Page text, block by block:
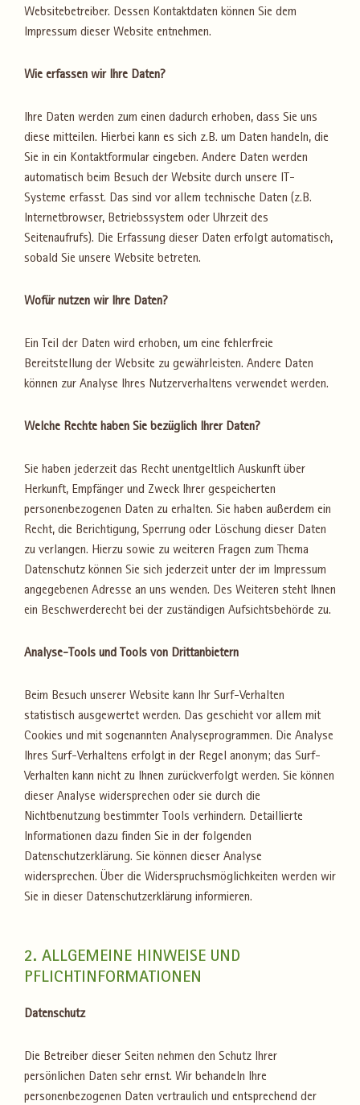
Websitebetreiber. Dessen Kontaktdaten können Sie dem
Impressum dieser Website entnehmen.
Wie erfassen wir Ihre Daten?
Ihre Daten werden zum einen dadurch erhoben, dass Sie uns
diese mitteilen. Hierbei kann es sich z.B. um Daten handeln, die
Sie in ein Kontaktformular eingeben. Andere Daten werden
automatisch beim Besuch der Website durch unsere IT-
Systeme erfasst. Das sind vor allem technische Daten (z.B.
Internetbrowser, Betriebssystem oder Uhrzeit des
Seitenaufrufs). Die Erfassung dieser Daten erfolgt automatisch,
sobald Sie unsere Website betreten.
Wofür nutzen wir Ihre Daten?
Ein Teil der Daten wird erhoben, um eine fehlerfreie
Bereitstellung der Website zu gewährleisten. Andere Daten
können zur Analyse Ihres Nutzerverhaltens verwendet werden.
Welche Rechte haben Sie bezüglich Ihrer Daten?
Sie haben jederzeit das Recht unentgeltlich Auskunft über
Herkunft, Empfänger und Zweck Ihrer gespeicherten
personenbezogenen Daten zu erhalten. Sie haben außerdem ein
Recht, die Berichtigung, Sperrung oder Löschung dieser Daten
zu verlangen. Hierzu sowie zu weiteren Fragen zum Thema
Datenschutz können Sie sich jederzeit unter der im Impressum
angegebenen Adresse an uns wenden. Des Weiteren steht Ihnen
ein Beschwerderecht bei der zuständigen Aufsichtsbehörde zu.
Analyse-Tools und Tools von Drittanbietern
Beim Besuch unserer Website kann Ihr Surf-Verhalten
statistisch ausgewertet werden. Das geschieht vor allem mit
Cookies und mit sogenannten Analyseprogrammen. Die Analyse
Ihres Surf-Verhaltens erfolgt in der Regel anonym; das Surf-
Verhalten kann nicht zu Ihnen zurückverfolgt werden. Sie können
dieser Analyse widersprechen oder sie durch die
Nichtbenutzung bestimmter Tools verhindern. Detaillierte
Informationen dazu finden Sie in der folgenden
Datenschutzerklärung. Sie können dieser Analyse
widersprechen. Über die Widerspruchsmöglichkeiten werden wir
Sie in dieser Datenschutzerklärung informieren.
2. ALLGEMEINE HINWEISE UND
PFLICHTINFORMATIONEN
Datenschutz
Die Betreiber dieser Seiten nehmen den Schutz Ihrer
persönlichen Daten sehr ernst. Wir behandeln Ihre
personenbezogenen Daten vertraulich und entsprechend der